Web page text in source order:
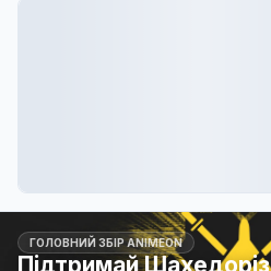
ГОЛОВНИЙ ЗБІР ANIMEON
Підтримай Шахедоріз